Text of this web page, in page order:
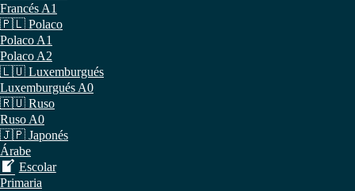
Francés A1
🇵🇱 Polaco
Polaco A1
Polaco A2
🇱🇺 Luxemburgués
Luxemburgués A0
🇷🇺 Ruso
Ruso A0
🇯🇵 Japonés
Árabe
Escolar
Primaria